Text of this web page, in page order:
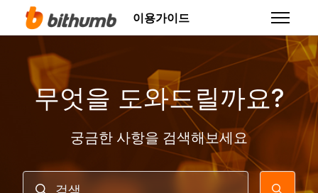
주 콘텐츠로 건너뛰기
이용가이드 탐색 메
무엇을 도와드릴까요?
궁금한 사항을 검색해보세요
검색